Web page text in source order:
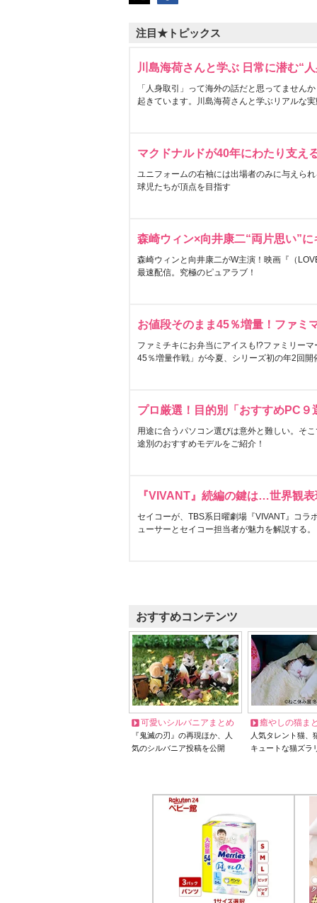
注目★トピックス
川島海荷さんと学ぶ 日常に潜む“
「人身取引」って海外の話だと思ってません
起きています。川島海荷さんと学ぶリアルな
マクドナルドが40年にわたり支え
ユニフォームの右袖には出場者のみに与えら
球児たちが頂点を目指す
森崎ウィン×向井康二“両片思い”
森崎ウィンと向井康二がW主演！映画『（
最速配信。究極のピュアラブ！
お値段そのまま45％増量！ファミ
ファミチキにお弁当にアイスも!?ファミリー
45％増量作戦」が今夏、シリーズ初の年2回開
プロ厳選！目的別「おすすめPC９
用途に合うパソコン選びは意外と難しい。そ
途別のおすすめモデルをご紹介！
『VIVANT』続編の鍵は…世界観
セイコーが、TBS系日曜劇場『VIVANT』コラ
ューサーとセイコー担当者が魅力を解説する。
おすすめコンテンツ
可愛いシルバニアまとめ
『鬼滅の刃』の再現ほか、人
気のシルバニア投稿を公開
癒やしの猫ま
人気タレント猫
キュートな猫ズラ